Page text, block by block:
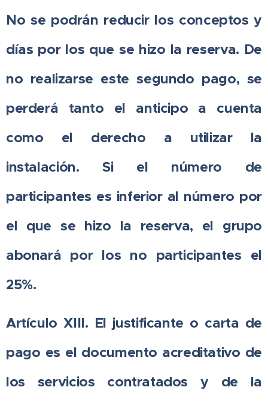
No se podrán reducir los conceptos y
días por los que se hizo la reserva. De
no realizarse este segundo pago, se
perderá tanto el anticipo a cuenta
como el derecho a utilizar la
instalación. Si el número de
participantes es inferior al número por
el que se hizo la reserva, el grupo
abonará por los no participantes el
25%.
Artículo XIII. El justificante o carta de
pago es el documento acreditativo de
los servicios contratados y de la